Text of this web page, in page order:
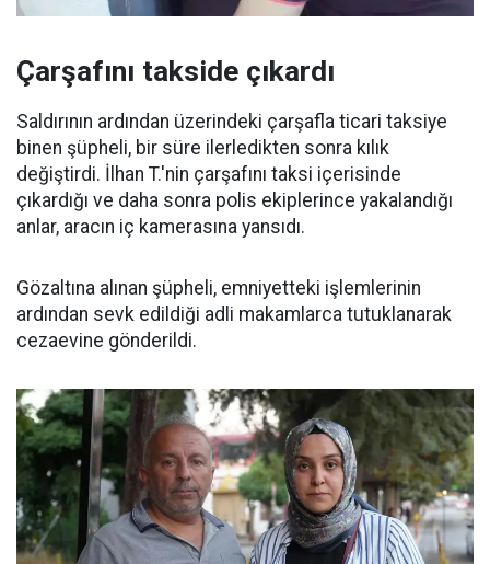
Çarşafını takside çıkardı
Saldırının ardından üzerindeki çarşafla ticari taksiye
binen şüpheli, bir süre ilerledikten sonra kılık
değiştirdi. İlhan T.'nin çarşafını taksi içerisinde
çıkardığı ve daha sonra polis ekiplerince yakalandığı
anlar, aracın iç kamerasına yansıdı.
Gözaltına alınan şüpheli, emniyetteki işlemlerinin
ardından sevk edildiği adli makamlarca tutuklanarak
cezaevine gönderildi.